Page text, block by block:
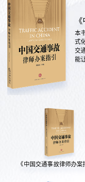
本
式
交
能
《中国交通事故律师办案